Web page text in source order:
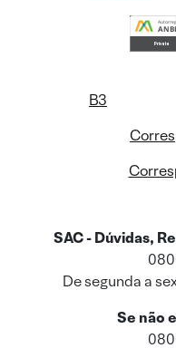
B3
SAC - Dúvidas,
De segunda a
Se não